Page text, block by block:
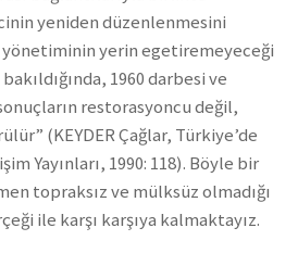
yeniden düzenlenmesini
yerin egetiremeyeceği
1960 darbesi ve
restorasyoncu değil,
(KEYDER Çağlar, Türkiye’de
Yayınları, 1990: 118). Böyle bir
topraksız ve mülksüz olmadığı
ile karşı karşıya kalmaktayız.